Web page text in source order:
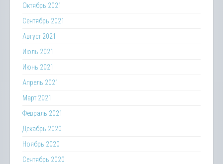
Октябрь 2021
Сентябрь 2021
Август 2021
Июль 2021
Июнь 2021
Апрель 2021
Март 2021
Февраль 2021
Декабрь 2020
Ноябрь 2020
Сентябрь 2020